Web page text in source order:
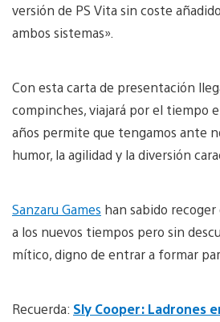
versión de PS Vita sin coste
ambos sistemas».
Con esta carta de presentación
compinches, viajará por el tiempo
años permite que tengamos ante
humor, la agilidad y la diversión
Sanzaru Games han sabido
a los nuevos tiempos pero sin
mítico, digno de entrar a formar
Recuerda: Sly Cooper: Ladrones